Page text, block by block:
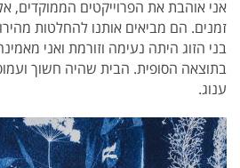
אני אוהבת את הפרוייקטים הממוקדים,
זמנים. הם מביאים אותנו להחלטות
בני הזוג היתה נעימה וזורמת ואני
בתוצאה הסופית. הבית שהיה חשוך
ענוג.